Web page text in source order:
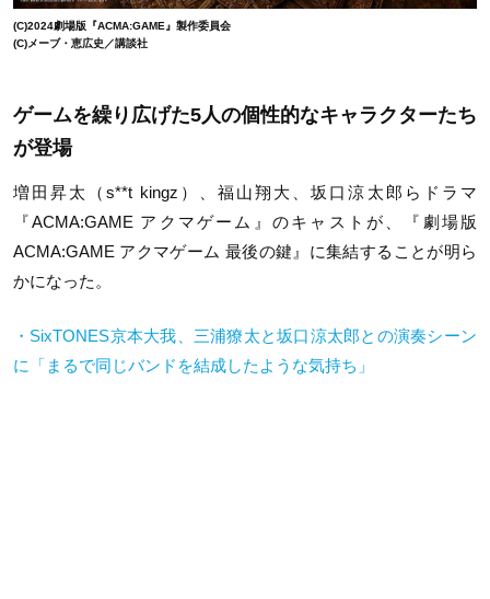
(C)2024劇場版『ACMA:GAME』製作委員会
(C)メーブ・恵広史／講談社
ゲームを繰り広げた5人の個性的なキャラクターたち
が登場
増田昇太（s**t kingz）、福山翔大、坂口涼太郎らドラマ
『ACMA:GAME アクマゲーム』のキャストが、『劇場版
ACMA:GAME アクマゲーム 最後の鍵』に集結することが明ら
かになった。
・SixTONES京本大我、三浦獠太と坂口涼太郎との演奏シーン
に「まるで同じバンドを結成したような気持ち」